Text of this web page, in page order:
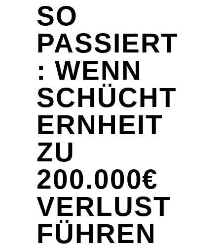
SO
PASSIERT
: WENN
SCHÜCHT
ERNHEIT
ZU
200.000€
VERLUST
FÜHREN